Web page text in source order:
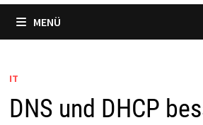
MENÜ
IT
DNS und DHCP